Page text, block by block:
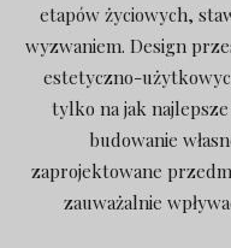
etapów życiowych,
wyzwaniem. Design
estetyczno-
tylko na jak
budowanie
zaprojektowane
zauważalnie